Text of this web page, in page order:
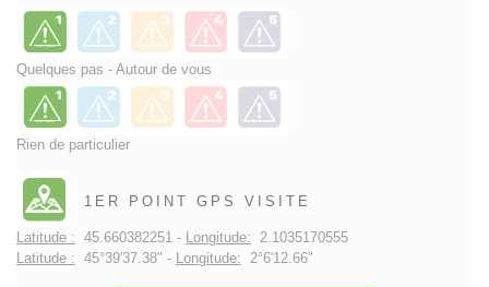
Quelques pas - Autour de vous
Rien de particulier
1ER POINT GPS VISITE
Latitude : 45.660382251 - Longitude: 2.1035170555
Latitude : 45°39'37.38" - Longitude: 2°6'12.66"